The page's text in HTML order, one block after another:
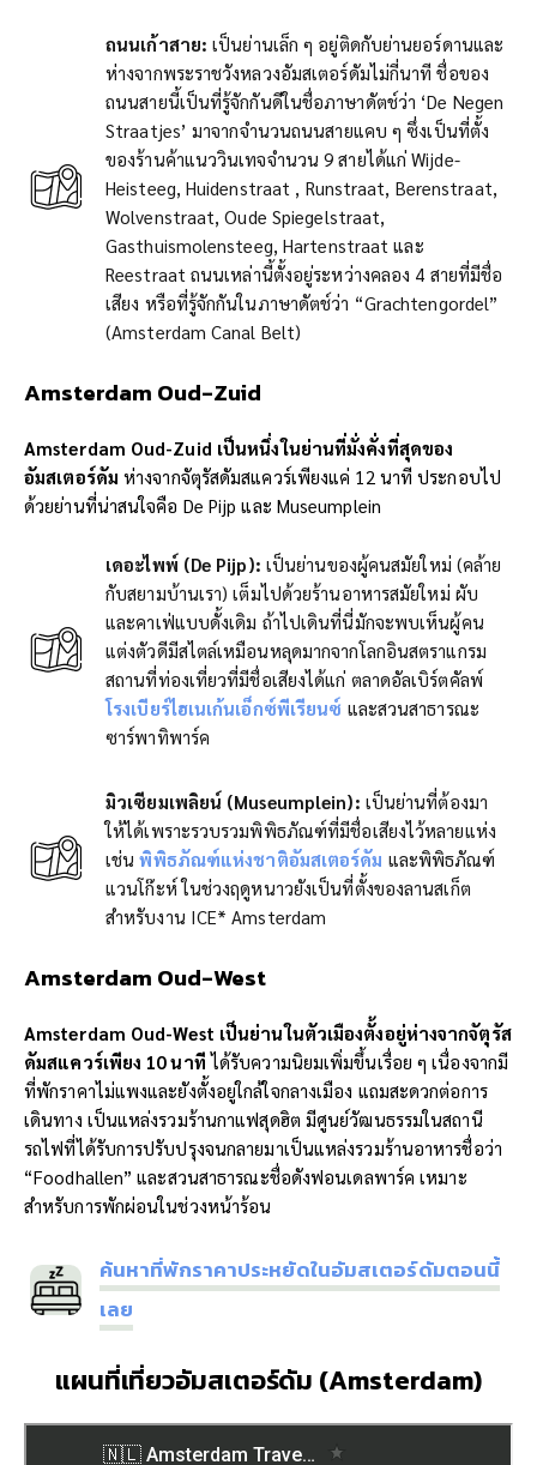
ถนนเก้าสาย:เป็นย่านเล็ก ๆ อยู่ติดกับย่านยอร์ดานและ
ห่างจากพระราชวังหลวงอัมสเตอร์ดัมไม่กี่นาที ชื่อของ
ถนนสายนี้เป็นที่รู้จักกันดีในชื่อภาษาดัตช์ว่า ‘De Negen
Straatjes’ มาจากจำนวนถนนสายแคบ ๆ ซึ่งเป็นที่ตั้ง
ของร้านค้าแนววินเทจจำนวน 9 สายได้แก่ Wijde-
Heisteeg, Huidenstraat , Runstraat, Berenstraat,
Wolvenstraat, Oude Spiegelstraat,
Gasthuismolensteeg, Hartenstraat และ
Reestraat ถนนเหล่านี้ตั้งอยู่ระหว่างคลอง 4 สายที่มีชื่อ
เสียง หรือที่รู้จักกันในภาษาดัตช์ว่า “Grachtengordel”
(Amsterdam Canal Belt)
Amsterdam Oud-Zuid
Amsterdam Oud-Zuid เป็นหนึ่งในย่านที่มั่งคั่งที่สุดของ
อัมสเตอร์ดัม ห่างจากจัตุรัสดัมสแควร์เพียงแค่ 12 นาที ประกอบไป
ด้วยย่านที่น่าสนใจคือ De Pijp และ Museumplein
เดอะไพพ์ (De Pijp): เป็นย่านของผู้คนสมัยใหม่ (คล้าย
กับสยามบ้านเรา) เต็มไปด้วยร้านอาหารสมัยใหม่ ผับ
และคาเฟ่แบบดั้งเดิม ถ้าไปเดินที่นี่มักจะพบเห็นผู้คน
แต่งตัวดีมีสไตล์เหมือนหลุดมากจากโลกอินสตราแกรม
สถานที่ท่องเที่ยวที่มีชื่อเสียงได้แก่ ตลาดอัลเบิร์ตคัลพ์
โรงเบียร์ไฮเนเก้นเอ็กซ์พีเรียนซ์ และสวนสาธารณะ
ซาร์พาทิพาร์ค
มิวเซียมเพลิยน์ (Museumplein): เป็นย่านที่ต้องมา
ให้ได้เพราะรวบรวมพิพิธภัณฑ์ที่มีชื่อเสียงไว้หลายแห่ง
เช่นพิพิธภัณฑ์แห่งชาติอัมสเตอร์ดัม และพิพิธภัณฑ์
แวนโก๊ะห์ ในช่วงฤดูหนาวยังเป็นที่ตั้งของลานสเก็ต
สำหรับงาน ICE* Amsterdam
Amsterdam Oud-West
Amsterdam Oud-West เป็นย่านในตัวเมืองตั้งอยู่ห่างจากจัตุรัส
ดัมสแควร์เพียง 10 นาที ได้รับความนิยมเพิ่มขึ้นเรื่อย ๆ เนื่องจากมี
ที่พักราคาไม่แพงและยังตั้งอยู่ใกล้ใจกลางเมือง แถมสะดวกต่อการ
เดินทาง เป็นแหล่งรวมร้านกาแฟสุดฮิต มีศูนย์วัฒนธรรมในสถานี
รถไฟที่ได้รับการปรับปรุงจนกลายมาเป็นแหล่งรวมร้านอาหารชื่อว่า
“Foodhallen” และสวนสาธารณะชื่อดังฟอนเดลพาร์ค เหมาะ
สำหรับการพักผ่อนในช่วงหน้าร้อน
ค้นหาที่พักราคาประหยัดในอัมสเตอร์ดัมตอนนี้
เลย
แผนที่เที่ยวอัมสเตอร์ดัม (Amsterdam)